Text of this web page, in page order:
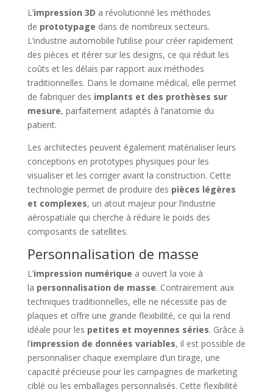
L’impression 3D a révolutionné les méthodes
de prototypage dans de nombreux secteurs.
L’industrie automobile l’utilise pour créer rapidement
des pièces et itérer sur les designs, ce qui réduit les
coûts et les délais par rapport aux méthodes
traditionnelles. Dans le domaine médical, elle permet
de fabriquer des implants et des prothèses sur
mesure, parfaitement adaptés à l’anatomie du
patient.
Les architectes peuvent également matérialiser leurs
conceptions en prototypes physiques pour les
visualiser et les corriger avant la construction. Cette
technologie permet de produire des pièces légères
et complexes, un atout majeur pour l’industrie
aérospatiale qui cherche à réduire le poids des
composants de satellites.
Personnalisation de masse
L’impression numérique a ouvert la voie à
la personnalisation de masse. Contrairement aux
techniques traditionnelles, elle ne nécessite pas de
plaques et offre une grande flexibilité, ce qui la rend
idéale pour les petites et moyennes séries. Grâce à
l’impression de données variables, il est possible de
personnaliser chaque exemplaire d’un tirage, une
capacité précieuse pour les campagnes de marketing
ciblé ou les emballages personnalisés. Cette flexibilité